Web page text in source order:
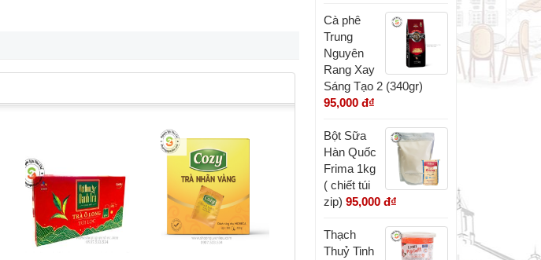
Cà phê
Trung
Nguyên
Rang Xay
Sáng Tạo 2 (340gr)
95,000 đ₫
Bột Sữa
Hàn Quốc
Frima 1kg
( chiết túi
zip) 95,000 đ₫
Thạch
Thuỷ Tinh